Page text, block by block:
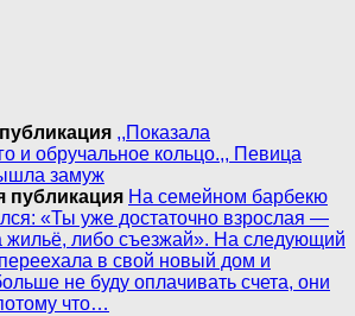
,,Показала
и обручальное кольцо.,, Певица
замуж
публикация На семейном барбекю
«Ты уже достаточно взрослая —
жильё, либо съезжай». На следующий
в свой новый дом и
не буду оплачивать счета, они
что…